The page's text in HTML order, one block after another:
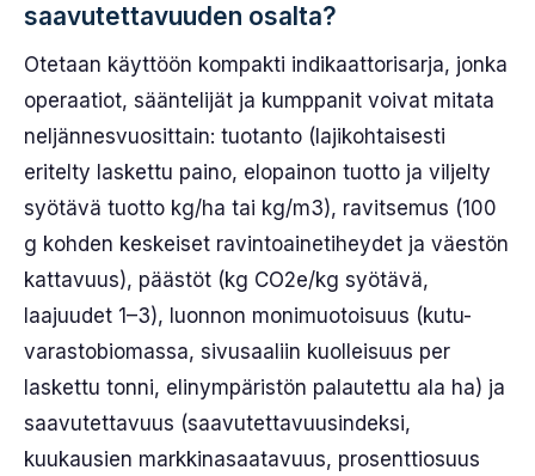
saavutettavuuden osalta?
Otetaan käyttöön kompakti indikaattorisarja, jonka
operaatiot, sääntelijät ja kumppanit voivat mitata
neljännesvuosittain: tuotanto (lajikohtaisesti
eritelty laskettu paino, elopainon tuotto ja viljelty
syötävä tuotto kg/ha tai kg/m3), ravitsemus (100
g kohden keskeiset ravintoainetiheydet ja väestön
kattavuus), päästöt (kg CO2e/kg syötävä,
laajuudet 1–3), luonnon monimuotoisuus (kutu-
varastobiomassa, sivusaaliin kuolleisuus per
laskettu tonni, elinympäristön palautettu ala ha) ja
saavutettavuus (saavutettavuusindeksi,
kuukausien markkinasaatavuus, prosenttiosuus